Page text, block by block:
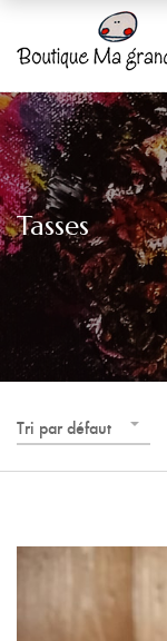
Tasses
Tri par défaut